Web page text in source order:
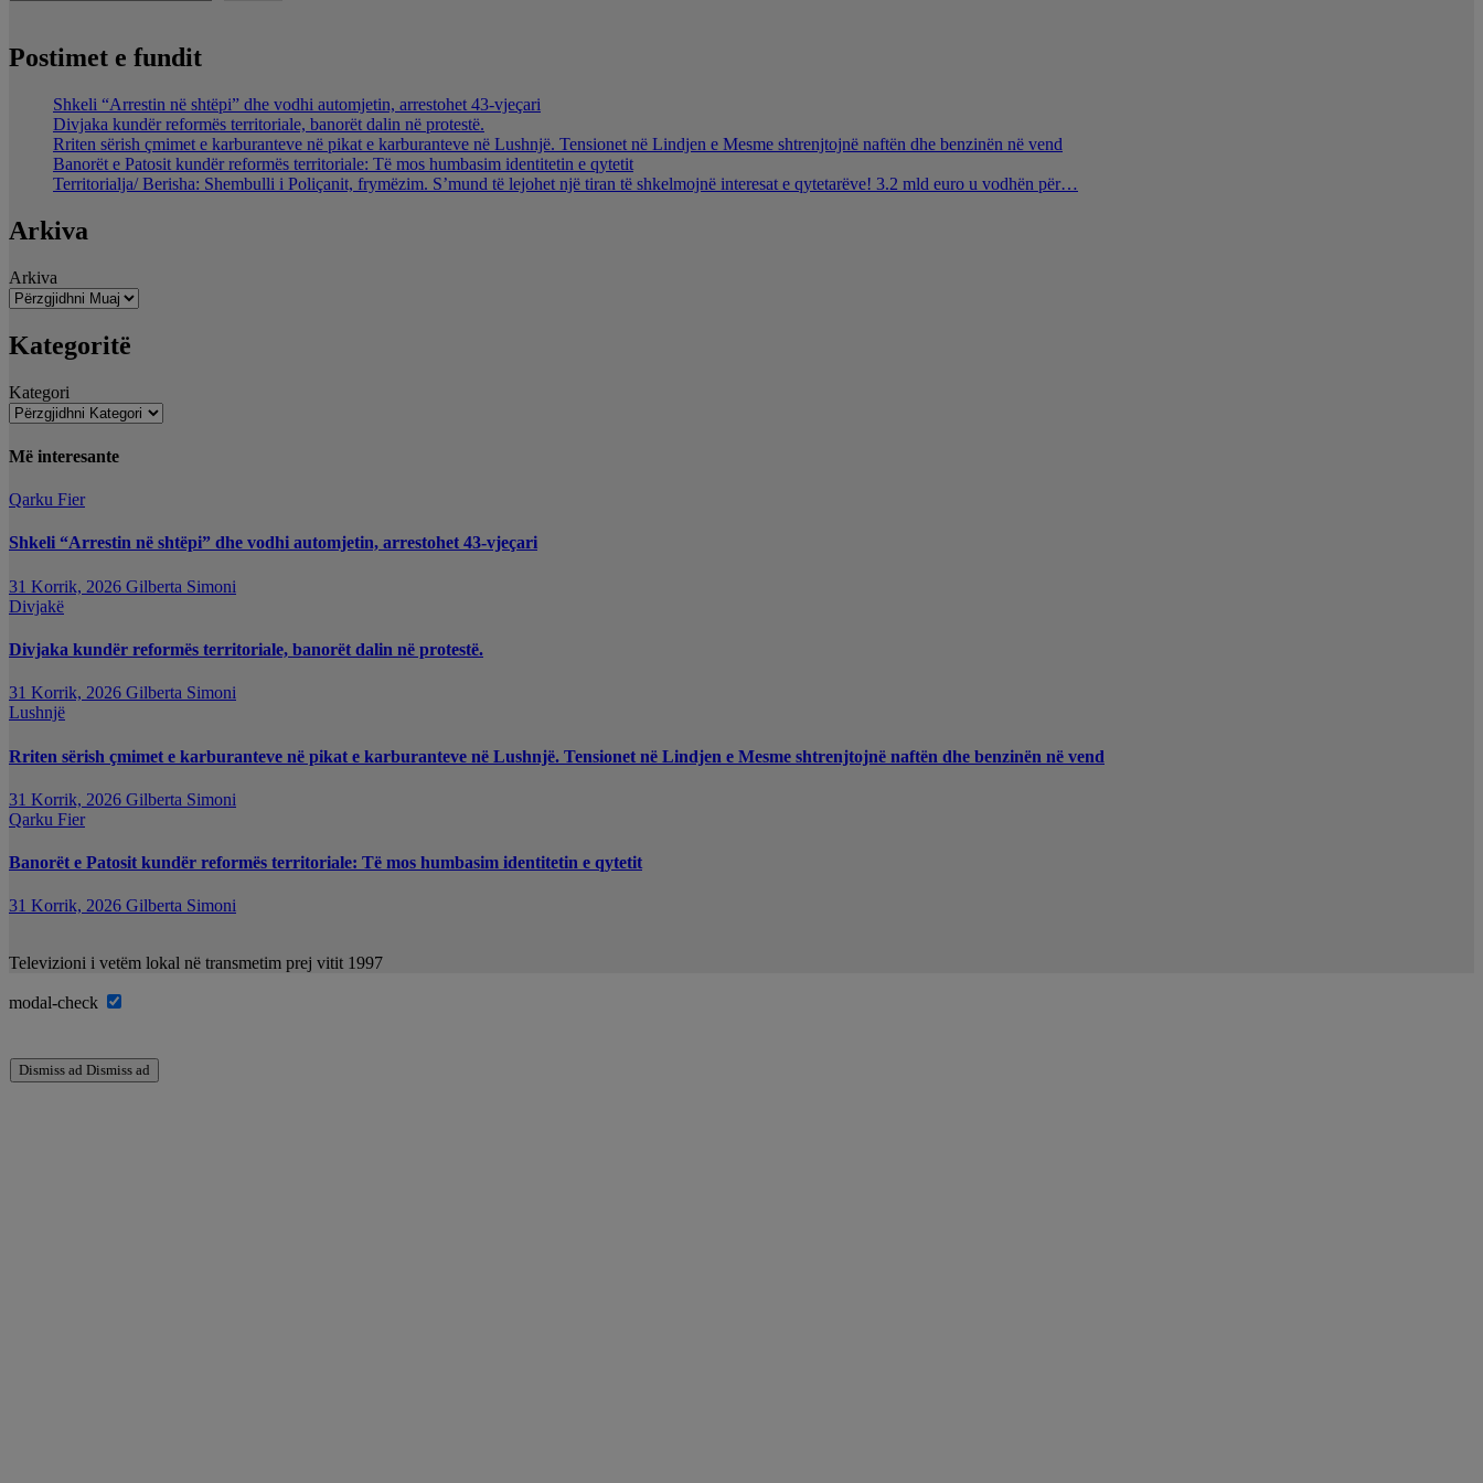
Postimet e fundit
Shkeli “Arrestin në shtëpi” dhe vodhi automjetin, arrestohet 43-vjeçari
Divjaka kundër reformës territoriale, banorët dalin në protestë.
Rriten sërish çmimet e karburanteve në pikat e karburanteve në Lushnjë. Tensionet në Lindjen e Mesme shtrenjtojnë naftën dhe benzinën në vend
Banorët e Patosit kundër reformës territoriale: Të mos humbasim identitetin e qytetit
Territorialja/ Berisha: Shembulli i Poliçanit, frymëzim. S’mund të lejohet një tiran të shkelmojnë interesat e qytetarëve! 3.2 mld euro u vodhën për…
Arkiva
Arkiva
Kategoritë
Kategori
Më interesante
Qarku Fier
Shkeli “Arrestin në shtëpi” dhe vodhi automjetin, arrestohet 43-vjeçari
31 Korrik, 2026 Gilberta Simoni
Divjakë
Divjaka kundër reformës territoriale, banorët dalin në protestë.
31 Korrik, 2026 Gilberta Simoni
Lushnjë
Rriten sërish çmimet e karburanteve në pikat e karburanteve në Lushnjë. Tensionet në Lindjen e Mesme shtrenjtojnë naftën dhe benzinën në vend
31 Korrik, 2026 Gilberta Simoni
Qarku Fier
Banorët e Patosit kundër reformës territoriale: Të mos humbasim identitetin e qytetit
31 Korrik, 2026 Gilberta Simoni
Televizioni i vetëm lokal në transmetim prej vitit 1997
modal-check
Dismiss ad Dismiss ad